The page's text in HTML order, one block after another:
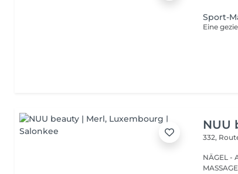
Sport-
NUU
332,
NÄGEL -
MASSAGE -